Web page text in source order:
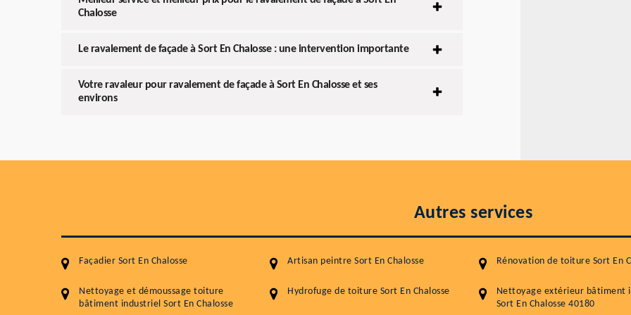
Chalosse
Le ravalement de façade à Sort En Chalosse : une intervention importante
Votre ravaleur pour ravalement de façade à Sort En Chalosse et ses
environs
Autres services
Façadier Sort En Chalosse Artisan peintre Sort En Chalosse Rénovation de toiture Sort En
Nettoyage et démoussage toiture
bâtiment industriel Sort En Chalosse
Hydrofuge de toiture Sort En Chalosse
Nettoyage extérieur bâtiment
Sort En Chalosse 40180